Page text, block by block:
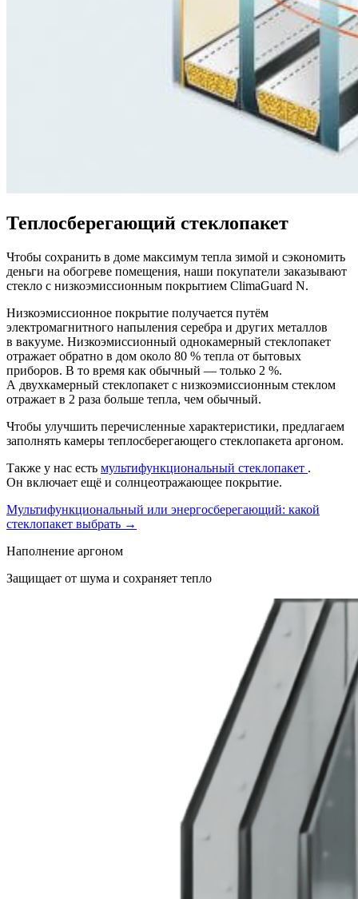
Теплосберегающий стеклопакет
Чтобы сохранить в доме максимум тепла зимой и сэкономить
деньги на обогреве помещения, наши покупатели заказывают
стекло с низкоэмиссионным покрытием ClimaGuard N.
Низкоэмиссионное покрытие получается путём
электромагнитного напыления серебра и других металлов
в вакууме. Низкоэмиссионный однокамерный стеклопакет
отражает обратно в дом около 80 % тепла от бытовых
приборов. В то время как обычный — только 2 %.
А двухкамерный стеклопакет с низкоэмиссионным стеклом
отражает в 2 раза больше тепла, чем обычный.
Чтобы улучшить перечисленные характеристики, предлагаем
заполнять камеры теплосберегающего стеклопакета аргоном.
Также у нас есть мультифункциональный стеклопакет .
Он включает ещё и солнцеотражающее покрытие.
Мультифункциональный или энергосберегающий: какой
стеклопакет выбрать →
Наполнение аргоном
Защищает от шума и сохраняет тепло